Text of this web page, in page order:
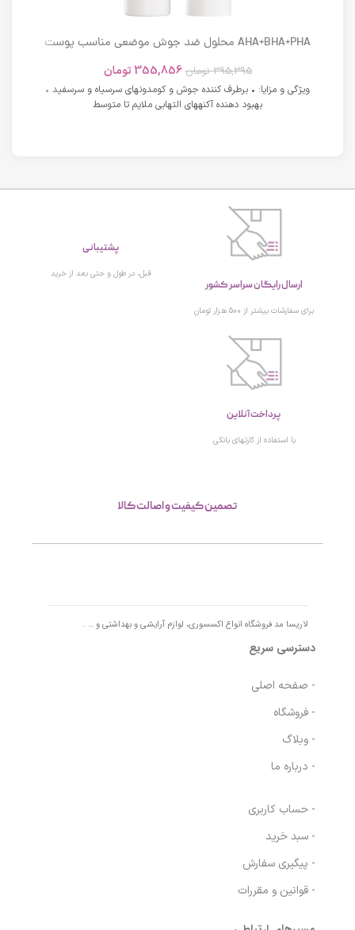
AHA+BHA+PHA محلول ضد جوش موضعی مناسب پوست
395,395 تومان 355,856 تومان
ویژگی و مزایا: • برطرف کننده جوش و کومدونهای سرسیاه و سرسفید •
بهبود دهنده آکنههای التهابی ملایم تا متوسط
ارسال رایگان سراسر کشور
برای سفارشات بیشتر از 500 هزار تومان
پشتیبانی
قبل، در طول و حتی بعد از خرید
پرداخت آنلاین
با استفاده از کارتهای بانکی
تصمین کیفیت و اصالت کالا
لاریسا مد فروشگاه انواع اکسسوری، لوازم آرایشی و بهداشتی و … .
دسترسی سریع
- صفحه اصلی
- فروشگاه
- وبلاگ
- درباره ما
- حساب کاربری
- سبد خرید
- پیگیری سفارش
- قوانین و مقررات